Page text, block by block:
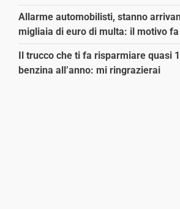
Allarme automobilisti, stanno
migliaia di euro di multa: il motivo
Il trucco che ti fa risparmiare quasi
benzina all’anno: mi ringrazierai